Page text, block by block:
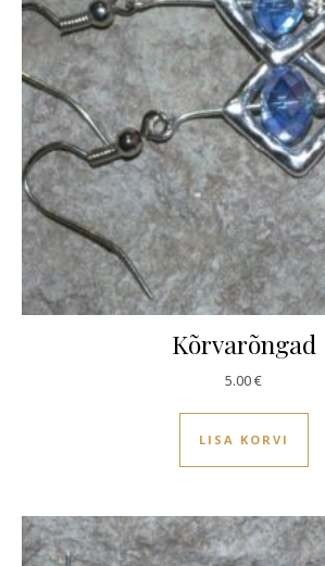
Kõrvarõngad
5.00€
LISA KORVI